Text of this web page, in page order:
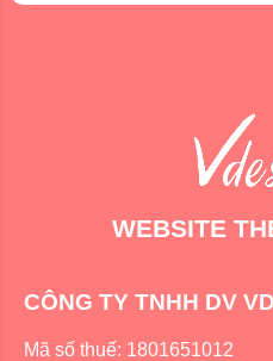
WEBSITE
CÔNG TY TNHH DV
Mã số thuế: 1801651012